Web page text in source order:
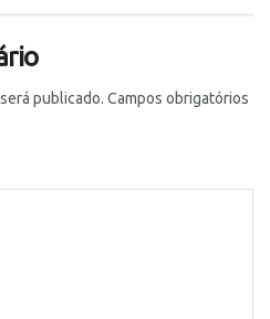
publicado. Campos obrigatórios